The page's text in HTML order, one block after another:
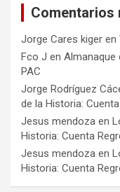
Comentarios
Jorge Cares kiger en
Fco J en Almanaque
PAC
Jorge Rodríguez
de la Historia:
Jesus mendoza en
Historia: Cuenta
Jesus mendoza en
Historia: Cuenta